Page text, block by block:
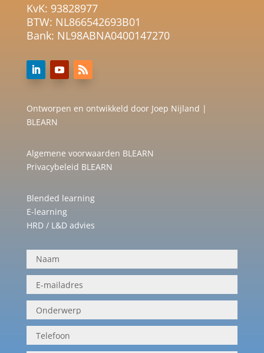
KvK: 93828977
BTW: NL866542693B01
Bank: NL98ABNA0400147270
Ontworpen en ontwikkeld door Joep Nijland |
BLEARN
Algemene voorwaarden BLEARN
Privacybeleid BLEARN
Blended learning
E-learning
HRD / L&D advies